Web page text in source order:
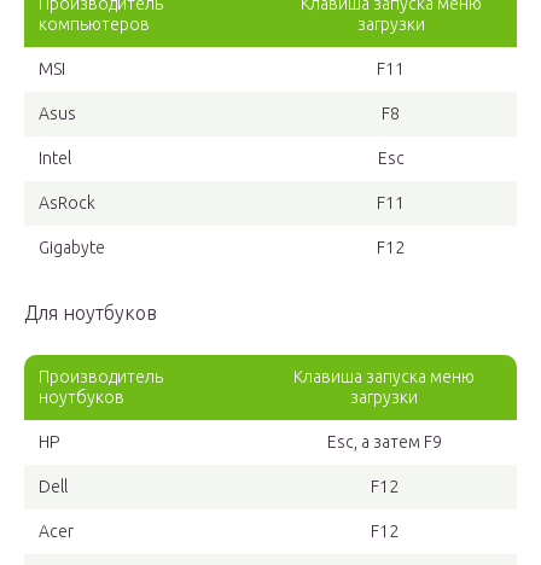
компьютеров
загрузки
MSI F11
Asus F8
Intel Esc
AsRock F11
Gigabyte F12
Для ноутбуков
Производитель
ноутбуков
Клавиша запуска меню
загрузки
HP Esc, а затем F9
Dell F12
Acer F12